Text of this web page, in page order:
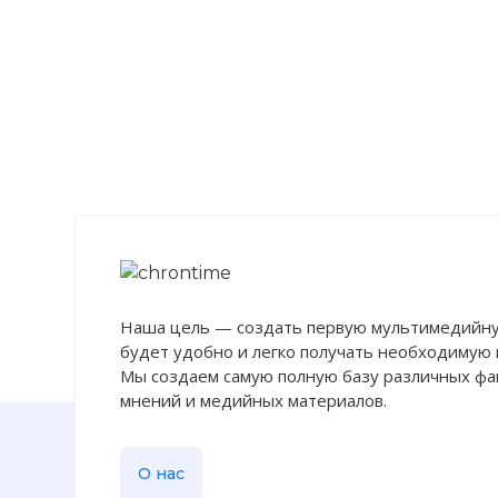
Фото статьи:
Наша цель — создать первую
будет удобно и легко получать
Мы создаем самую полную базу различных
мнений и медийных материалов.
О нас